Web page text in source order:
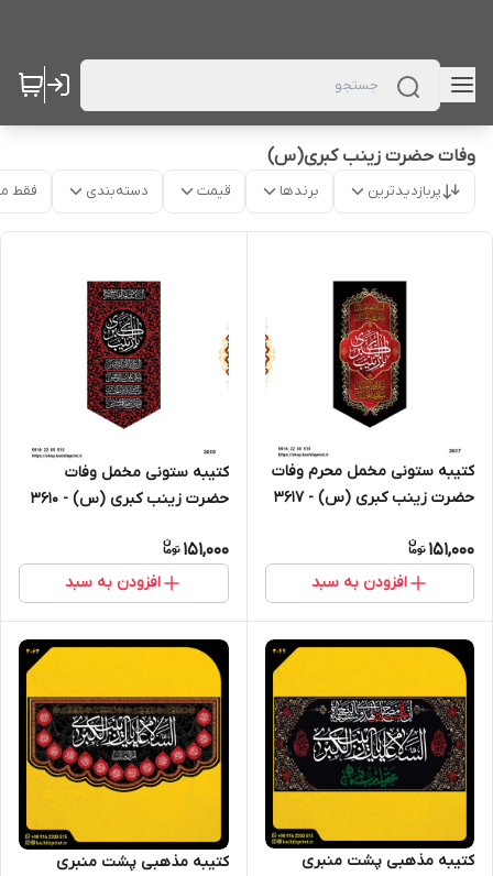
وفات حضرت زینب کبری(س)
پربازدیدترین برندها قیمت دسته‌بندی فقط
کتیبه ستونی مخمل محرم وفات
حضرت زینب کبری (س) - 3617
151,000
افزودن به سبد
کتیبه ستونی مخمل وفات
حضرت زینب کبری (س) - 3610
151,000
افزودن به سبد
کتیبه مذهبی پشت منبری
کتیبه مذهبی پشت منبری